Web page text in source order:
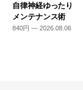
自律神経ゆったり
メンテナンス術
840円 — 2026.08.06